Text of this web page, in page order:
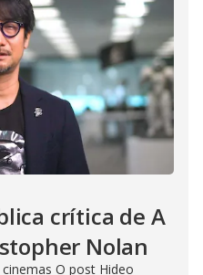
crítica de A
Nolan
O post Hideo